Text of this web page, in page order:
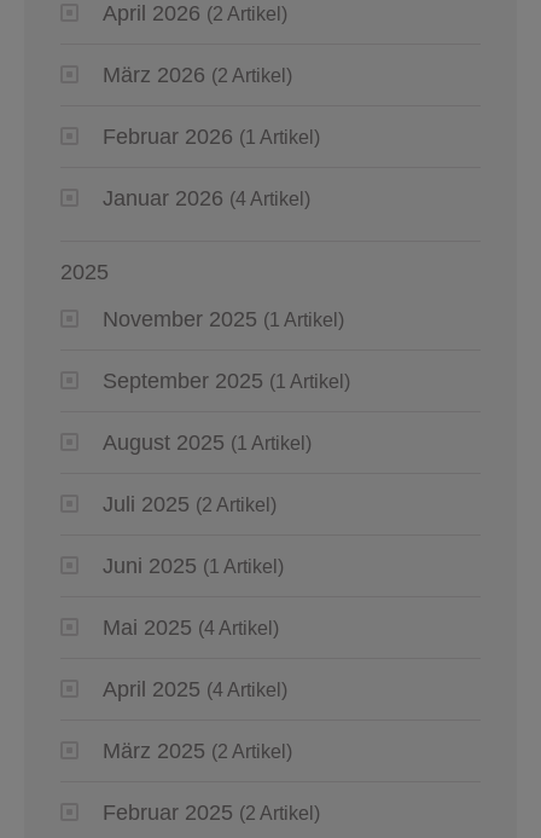
April 2026 (2 Artikel)
März 2026 (2 Artikel)
Februar 2026 (1 Artikel)
Januar 2026 (4 Artikel)
2025
November 2025 (1 Artikel)
September 2025 (1 Artikel)
August 2025 (1 Artikel)
Juli 2025 (2 Artikel)
Juni 2025 (1 Artikel)
Mai 2025 (4 Artikel)
April 2025 (4 Artikel)
März 2025 (2 Artikel)
Februar 2025 (2 Artikel)